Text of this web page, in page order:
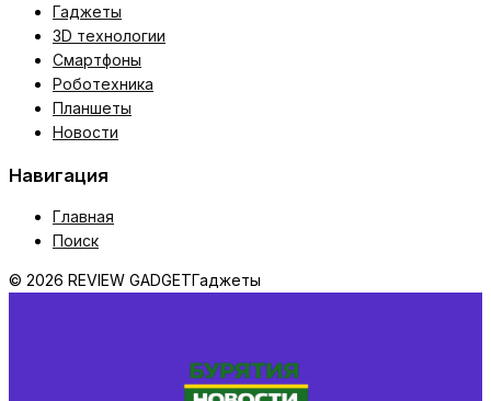
Гаджеты
3D технологии
Смартфоны
Роботехника
Планшеты
Новости
Навигация
Главная
Поиск
© 2026 REVIEW GADGETГаджеты